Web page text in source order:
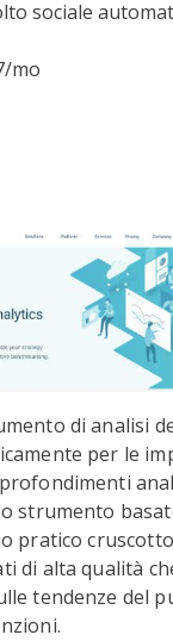
sociale
mo
di analisi
per le
strumento
pratico
di alta qualità
tendenze del